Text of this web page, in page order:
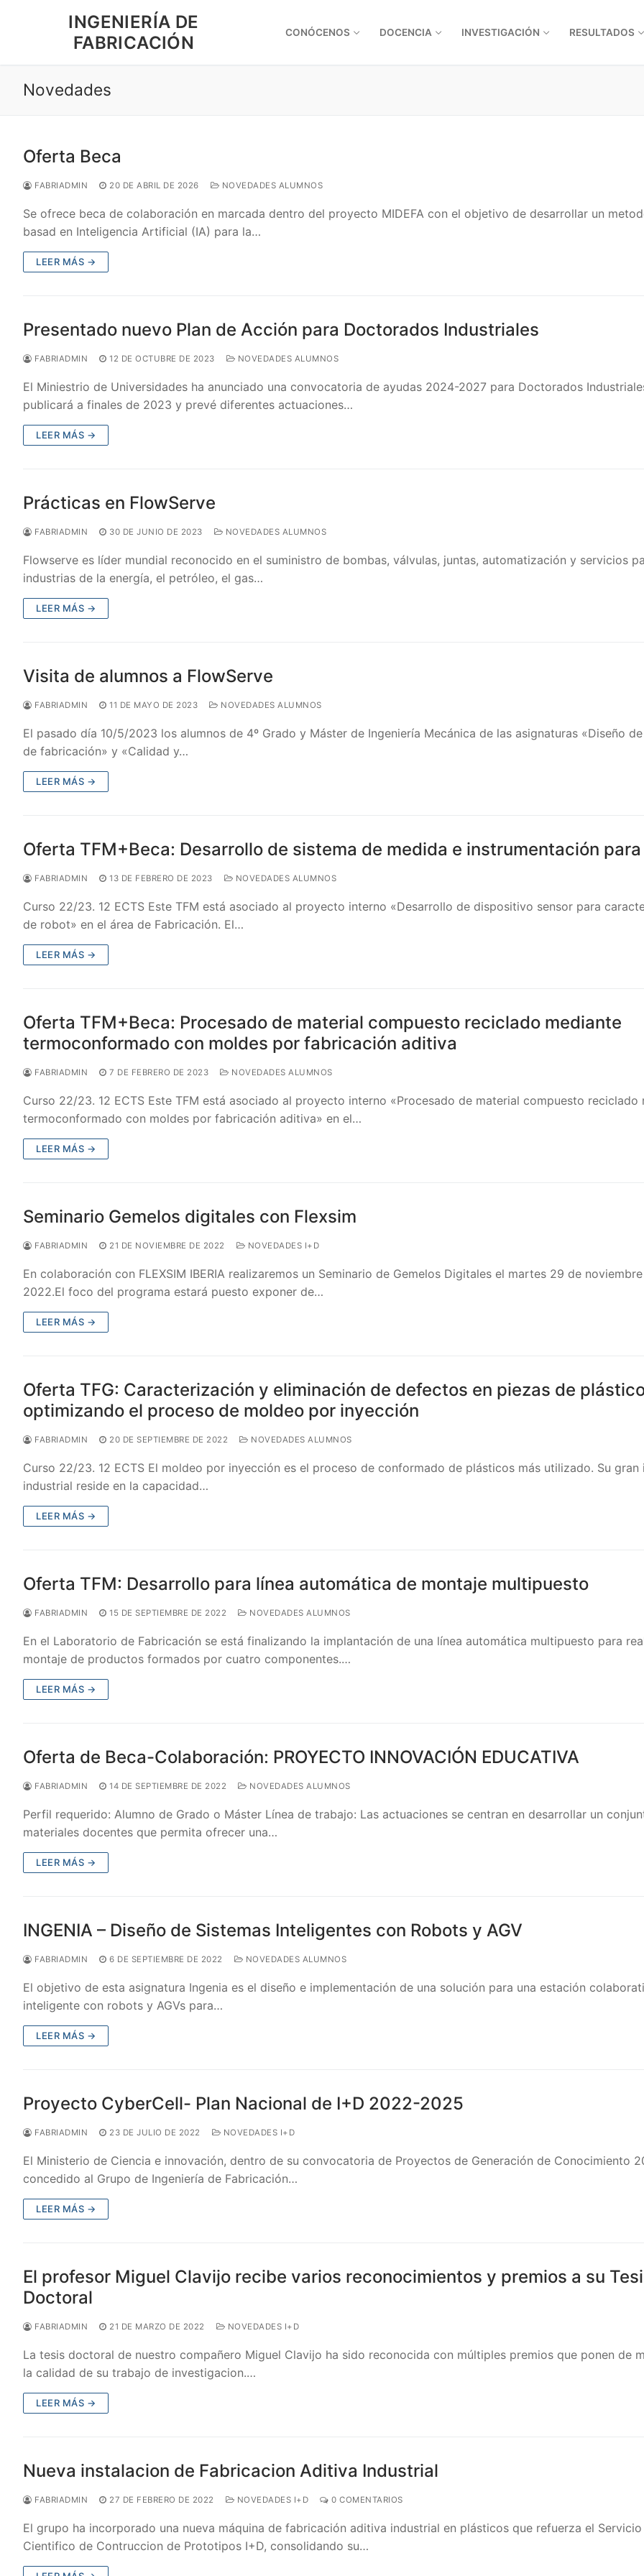
INGENIERÍA DE
FABRICACIÓN
CONÓCENOS DOCENCIA INVESTIGACIÓN RESULTADOS
Novedades
Oferta Beca
FABRIADMIN 20 DE ABRIL DE 2026 NOVEDADES ALUMNOS
Se ofrece beca de colaboración en marcada dentro del proyecto MIDEFA con el objetivo de desarrollar un
basad en Inteligencia Artificial (IA) para la…
LEER MÁS →
Presentado nuevo Plan de Acción para Doctorados Industriales
FABRIADMIN 12 DE OCTUBRE DE 2023 NOVEDADES ALUMNOS
El Miniestrio de Universidades ha anunciado una convocatoria de ayudas 2024-2027 para Doctorados
publicará a finales de 2023 y prevé diferentes actuaciones…
LEER MÁS →
Prácticas en FlowServe
FABRIADMIN 30 DE JUNIO DE 2023 NOVEDADES ALUMNOS
Flowserve es líder mundial reconocido en el suministro de bombas, válvulas, juntas, automatización y servicios
industrias de la energía, el petróleo, el gas…
LEER MÁS →
Visita de alumnos a FlowServe
FABRIADMIN 11 DE MAYO DE 2023 NOVEDADES ALUMNOS
El pasado día 10/5/2023 los alumnos de 4º Grado y Máster de Ingeniería Mecánica de las asignaturas «Diseño
de fabricación» y «Calidad y…
LEER MÁS →
Oferta TFM+Beca: Desarrollo de sistema de medida e instrumentación
FABRIADMIN 13 DE FEBRERO DE 2023 NOVEDADES ALUMNOS
Curso 22/23. 12 ECTS Este TFM está asociado al proyecto interno «Desarrollo de dispositivo sensor para
de robot» en el área de Fabricación. El…
LEER MÁS →
Oferta TFM+Beca: Procesado de material compuesto reciclado mediante
termoconformado con moldes por fabricación aditiva
FABRIADMIN 7 DE FEBRERO DE 2023 NOVEDADES ALUMNOS
Curso 22/23. 12 ECTS Este TFM está asociado al proyecto interno «Procesado de material compuesto reciclado
termoconformado con moldes por fabricación aditiva» en el…
LEER MÁS →
Seminario Gemelos digitales con Flexsim
FABRIADMIN 21 DE NOVIEMBRE DE 2022 NOVEDADES I+D
En colaboración con FLEXSIM IBERIA realizaremos un Seminario de Gemelos Digitales el martes 29 de
2022.El foco del programa estará puesto exponer de…
LEER MÁS →
Oferta TFG: Caracterización y eliminación de defectos en piezas de
optimizando el proceso de moldeo por inyección
FABRIADMIN 20 DE SEPTIEMBRE DE 2022 NOVEDADES ALUMNOS
Curso 22/23. 12 ECTS El moldeo por inyección es el proceso de conformado de plásticos más utilizado. Su gran
industrial reside en la capacidad…
LEER MÁS →
Oferta TFM: Desarrollo para línea automática de montaje multipuesto
FABRIADMIN 15 DE SEPTIEMBRE DE 2022 NOVEDADES ALUMNOS
En el Laboratorio de Fabricación se está finalizando la implantación de una línea automática multipuesto para
montaje de productos formados por cuatro componentes.…
LEER MÁS →
Oferta de Beca-Colaboración: PROYECTO INNOVACIÓN EDUCATIVA
FABRIADMIN 14 DE SEPTIEMBRE DE 2022 NOVEDADES ALUMNOS
Perfil requerido: Alumno de Grado o Máster Línea de trabajo: Las actuaciones se centran en desarrollar un
materiales docentes que permita ofrecer una…
LEER MÁS →
INGENIA – Diseño de Sistemas Inteligentes con Robots y AGV
FABRIADMIN 6 DE SEPTIEMBRE DE 2022 NOVEDADES ALUMNOS
El objetivo de esta asignatura Ingenia es el diseño e implementación de una solución para una estación
inteligente con robots y AGVs para…
LEER MÁS →
Proyecto CyberCell- Plan Nacional de I+D 2022-2025
FABRIADMIN 23 DE JULIO DE 2022 NOVEDADES I+D
El Ministerio de Ciencia e innovación, dentro de su convocatoria de Proyectos de Generación de Conocimiento
concedido al Grupo de Ingeniería de Fabricación…
LEER MÁS →
El profesor Miguel Clavijo recibe varios reconocimientos y premios a su
Doctoral
FABRIADMIN 21 DE MARZO DE 2022 NOVEDADES I+D
La tesis doctoral de nuestro compañero Miguel Clavijo ha sido reconocida con múltiples premios que ponen de
la calidad de su trabajo de investigacion.…
LEER MÁS →
Nueva instalacion de Fabricacion Aditiva Industrial
FABRIADMIN 27 DE FEBRERO DE 2022 NOVEDADES I+D 0 COMENTARIOS
El grupo ha incorporado una nueva máquina de fabricación aditiva industrial en plásticos que refuerza el Servicio
Cientifico de Contruccion de Prototipos I+D, consolidando su…